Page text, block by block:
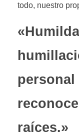
todo, nuestro
personal
raíces.»